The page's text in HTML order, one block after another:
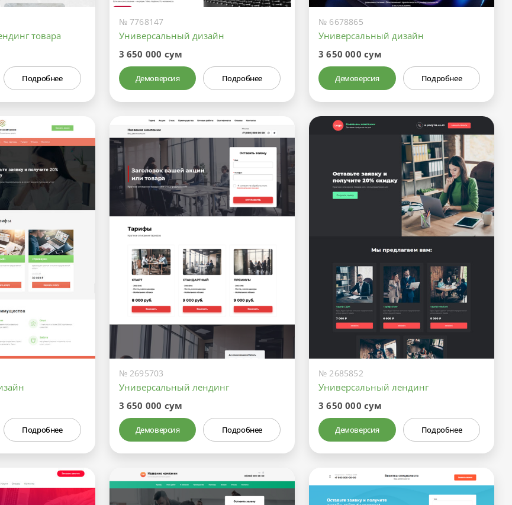
товара
Подробнее
№ 7768147
Универсальный дизайн
3 650 000 сум
Демоверсия Подробнее
№ 6678865
Универсальный дизайн
3 650 000 сум
Демоверсия Подробнее
Подробнее
№ 2695703
Универсальный лендинг
3 650 000 сум
Демоверсия Подробнее
№ 2685852
Универсальный лендинг
3 650 000 сум
Демоверсия Подробнее